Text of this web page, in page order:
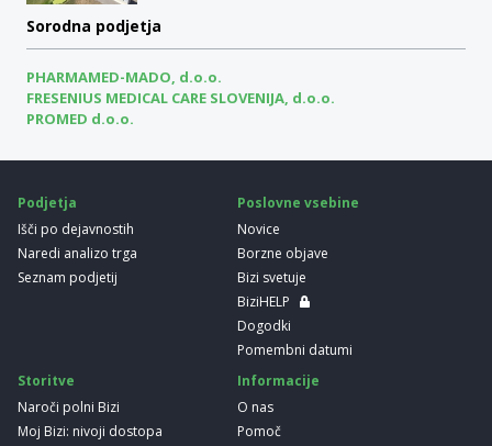
Sorodna podjetja
PHARMAMED-MADO, d.o.o.
FRESENIUS MEDICAL CARE SLOVENIJA, d.o.o.
PROMED d.o.o.
Podjetja
Išči po dejavnostih
Naredi analizo trga
Seznam podjetij
Poslovne vsebine
Novice
Borzne objave
Bizi svetuje
BiziHELP
Dogodki
Pomembni datumi
Storitve
Naroči polni Bizi
Moj Bizi: nivoji dostopa
Informacije
O nas
Pomoč